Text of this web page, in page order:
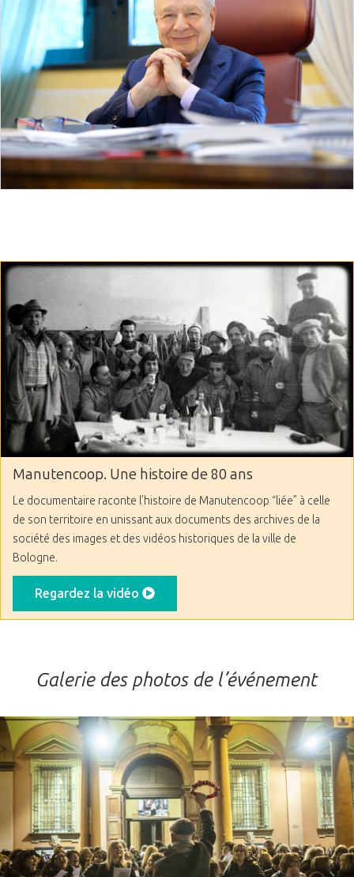
Manutencoop. Une histoire de 80 ans
Le documentaire raconte l’histoire de Manutencoop “liée” à celle
de son territoire en unissant aux documents des archives de la
société des images et des vidéos historiques de la ville de
Bologne.
Regardez la vidéo
Galerie des photos de l’événement